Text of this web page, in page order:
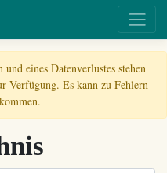
eines Datenverlustes stehen
Verfügung. Es kann zu Fehlern